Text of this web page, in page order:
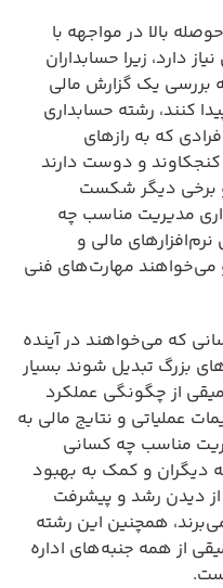
بالا در مواجهه با
دارد، زیرا حسابداران
بررسی یک گزارش مالی
کنند، رشته حسابداری
که به رازهای
و دوست دارند
برخی دیگر شکست
مدیریت مناسب چه
مالی و
می‌خواهند مهارت‌های فنی
که می‌خواهند در آینده
بزرگ تبدیل شوند بسیار
از چگونگی عملکرد
عملیاتی و نتایج مالی به
مناسب چه کسانی
دیگران و کمک به بهبود
از دیدن رشد و پیشرفت
همچنین این رشته
از همه جنبه‌های اداره